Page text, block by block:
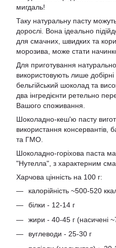
мигдаль!
Таку натуральну пасту
дорослі. Вона ідеально
для смачних, швидких та
морозива, може стати
Для приготування
використовують лише
бельгійський шоколад та
два інгредієнти ретельно
Вашого споживання.
Шоколадно-кеш'ю пасту
використання консервантів,
та ГМО.
Шоколадно-горіхова паста
"Нутелла", з характерним
Харчова цінність на 100 г:
калорійність ~500-520
білки - 12-14 г
жири - 40-45 г (насичені
вуглеводи - 25-30 г